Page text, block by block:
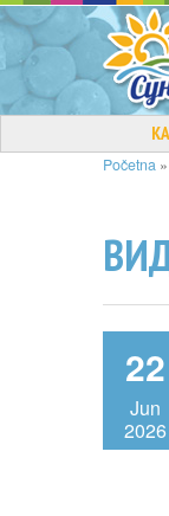
Početna »
22
Jun
2026